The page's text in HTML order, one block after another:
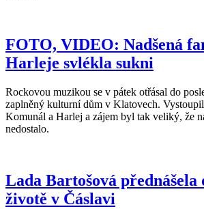
FOTO, VIDEO: Nadšená
Harleje svlékla sukni
Rockovou muzikou se v pátek otřásal do
zaplněný kulturní dům v Klatovech.
Komunál a Harlej a zájem byl tak veliký, že
nedostalo.
Lada Bartošová
životě v Čáslavi